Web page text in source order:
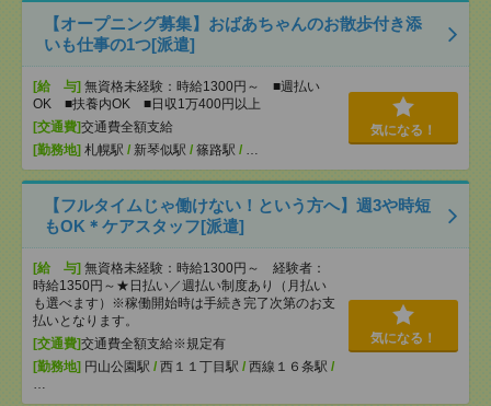
【オープニング募集】おばあちゃんのお散歩付き添
いも仕事の1つ[派遣]
[給 与] 無資格未経験：時給1300円～ ■週払い
OK ■扶養内OK ■日収1万400円以上
[交通費]交通費全額支給
[勤務地] 札幌駅 / 新琴似駅 / 篠路駅 / …
気になる！
【フルタイムじゃ働けない！という方へ】週3や時短
もOK＊ケアスタッフ[派遣]
[給 与] 無資格未経験：時給1300円～ 経験者：
時給1350円～★日払い／週払い制度あり（月払い
も選べます）※稼働開始時は手続き完了次第のお支
払いとなります。
[交通費]交通費全額支給※規定有
[勤務地] 円山公園駅 / 西１１丁目駅 / 西線１６条駅 /
…
気になる！